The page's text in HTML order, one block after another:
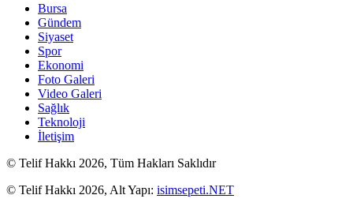
Bursa
Gündem
Siyaset
Spor
Ekonomi
Foto Galeri
Video Galeri
Sağlık
Teknoloji
İletişim
© Telif Hakkı 2026, Tüm Hakları Saklıdır
© Telif Hakkı 2026, Alt Yapı: isimsepeti.NET